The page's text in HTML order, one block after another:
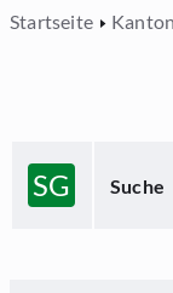
Startseite
SG Suche